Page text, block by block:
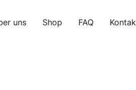
uns Shop FAQ